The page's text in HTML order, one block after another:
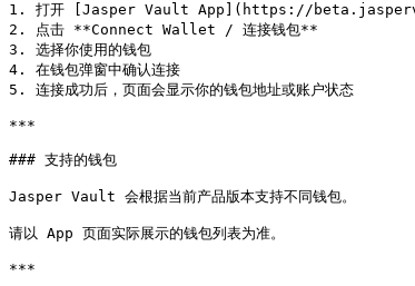
1. 打开 [Jasper Vault App](https://
2. 点击 **Connect Wallet / 连接钱包**
3. 选择你使用的钱包
4. 在钱包弹窗中确认连接
5. 连接成功后，页面会显示你的钱包地址或账户状态
***
### 支持的钱包
Jasper Vault 会根据当前产品版本支持不同钱包。
请以 App 页面实际展示的钱包列表为准。
***